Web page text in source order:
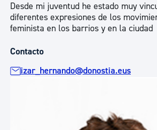
Desde mi juventud he estado muy
diferentes expresiones de los
feminista en los barrios y en la ciudad
Contacto
izar_hernando@donostia.eus